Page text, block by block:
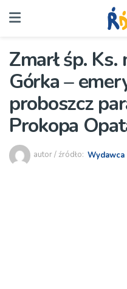
Zmarł śp.
Górka –
proboszcz
Prokopa
autor / źródło: Wydawca